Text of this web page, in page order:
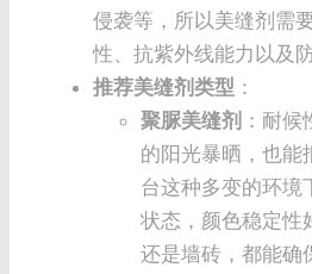
侵袭等，所以美缝剂需
性、抗紫外线能力以及防
推荐美缝剂类型 ：
聚脲美缝剂 ：耐
的阳光暴晒，也能
台这种多变的环境
状态，颜色稳定性
还是墙砖，都能确